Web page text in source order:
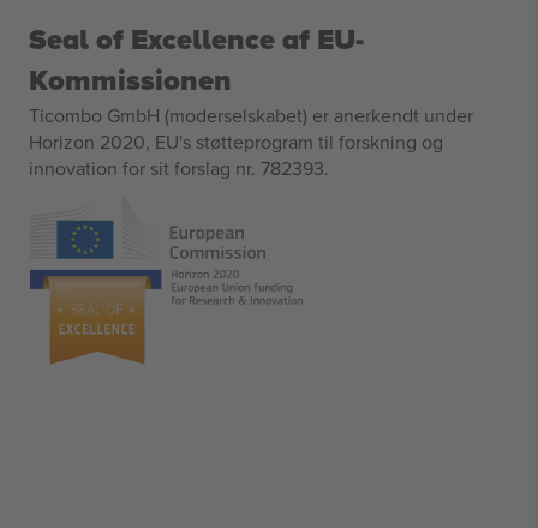
Seal of Excellence af EU-
Kommissionen
Ticombo GmbH (moderselskabet) er anerkendt under
Horizon 2020, EU's støtteprogram til forskning og
innovation for sit forslag nr. 782393.